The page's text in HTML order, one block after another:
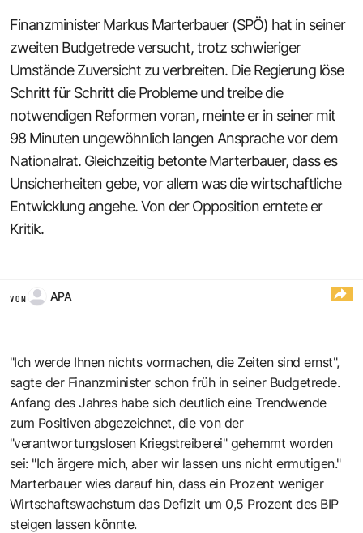
Finanzminister Markus Marterbauer (SPÖ) hat in seiner
zweiten Budgetrede versucht, trotz schwieriger
Umstände Zuversicht zu verbreiten. Die Regierung löse
Schritt für Schritt die Probleme und treibe die
notwendigen Reformen voran, meinte er in seiner mit
98 Minuten ungewöhnlich langen Ansprache vor dem
Nationalrat. Gleichzeitig betonte Marterbauer, dass es
Unsicherheiten gebe, vor allem was die wirtschaftliche
Entwicklung angehe. Von der Opposition erntete er
Kritik.
VON APA
"Ich werde Ihnen nichts vormachen, die Zeiten sind ernst",
sagte der Finanzminister schon früh in seiner Budgetrede.
Anfang des Jahres habe sich deutlich eine Trendwende
zum Positiven abgezeichnet, die von der
"verantwortungslosen Kriegstreiberei" gehemmt worden
sei: "Ich ärgere mich, aber wir lassen uns nicht ermutigen."
Marterbauer wies darauf hin, dass ein Prozent weniger
Wirtschaftswachstum das Defizit um 0,5 Prozent des BIP
steigen lassen könnte.